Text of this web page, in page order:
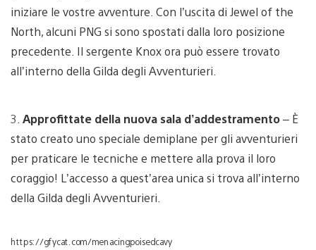
iniziare le vostre avventure. Con l’uscita di Jewel of the
North, alcuni PNG si sono spostati dalla loro posizione
precedente. Il sergente Knox ora può essere trovato
all’interno della Gilda degli Avventurieri.
3. Approfittate della nuova sala d’addestramento– È
stato creato uno speciale demiplane per gli avventurieri
per praticare le tecniche e mettere alla prova il loro
coraggio! L’accesso a quest’area unica si trova all’interno
della Gilda degli Avventurieri.
https://gfycat.com/menacingpoisedcavy